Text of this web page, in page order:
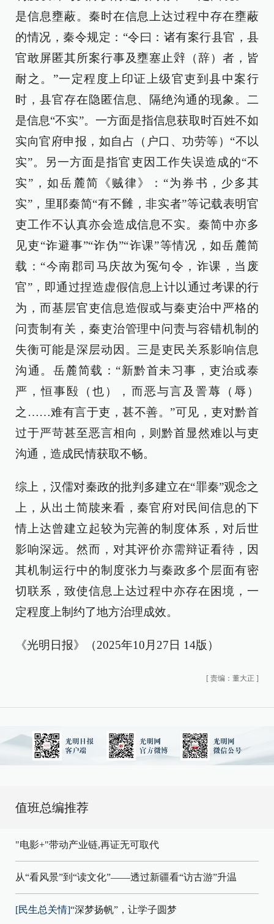
是信息壅蔽。秦时在信息上达过程中存在壅蔽
的情况，秦令规定：“令曰：诸有案行县官，县
官敢屏匿其所案行事及壅塞止辤（辞）者，皆
耐之。”一定程度上印证上级官吏到县中案行
时，县官存在隐匿信息、隔绝沟通的现象。二
是信息“不实”。一方面是指信息获取时百姓不如
实向官府申报，如自占（户口、功劳等）“不以
实”。另一方面是指官吏因工作失误造成的“不
实”，如岳麓简《贼律》：“为券书，少多其
实”，里耶秦简“有不雠，非实者”等记载表明官
吏工作不认真亦会造成信息不实。秦简中亦多
见吏“诈避事”“诈伪”“诈课”等情况，如岳麓简
载：“今南郡司马庆故为冤句令，诈课，当废
官”，即通过捏造虚假信息上计以通过考课的行
为，而基层官吏信息造假或与秦吏治中严格的
问责制有关，秦吏治管理中问责与容错机制的
失衡可能是深层动因。三是吏民关系影响信息
沟通。岳麓简载：“新黔首未习事，吏治或泰
严，恒事殹（也），而恶与言及詈蓐（辱）
之……难有言于吏，甚不善。”可见，吏对黔首
过于严苛甚至恶言相向，则黔首显然难以与吏
沟通，造成民情获取不畅。
综上，汉儒对秦政的批判多建立在“罪秦”观念之
上，从出土简牍来看，秦官府对民间信息的下
情上达曾建立起较为完善的制度体系，对后世
影响深远。然而，对其评价亦需辩证看待，因
其机制运行中的制度张力与秦政多个层面有密
切联系，致使信息上达过程中亦存在困境，一
定程度上制约了地方治理成效。
《光明日报》（2025年10月27日 14版）
[ 责编：董大正 ]
值班总编推荐
"电影+"带动产业链,再证无可取代
从“看风景”到“读文化”——透过新疆看“访古游”升温
[民生总关情]“深梦扬帆”，让学子圆梦